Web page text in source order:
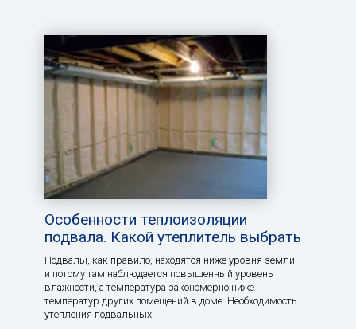
Особенности теплоизоляции
подвала. Какой утеплитель выбрать
Подвалы, как правило, находятся ниже уровня земли
и потому там наблюдается повышенный уровень
влажности, а температура закономерно ниже
температур других помещений в доме. Необходимость
утепления подвальных